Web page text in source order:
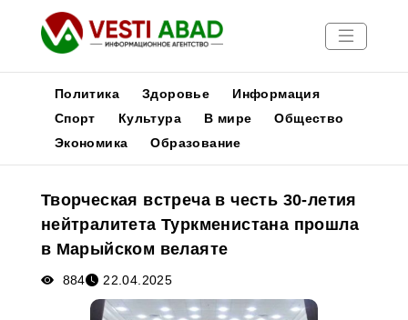
Новости
Медиа
Афиша
Политика Здоровье
Информация
Спорт
Культура В мире
Общество
Экономика
Образование
Творческая встреча в честь 30-летия
нейтралитета Туркменистана прошла
в Марыйском велаяте
884 22.04.2025